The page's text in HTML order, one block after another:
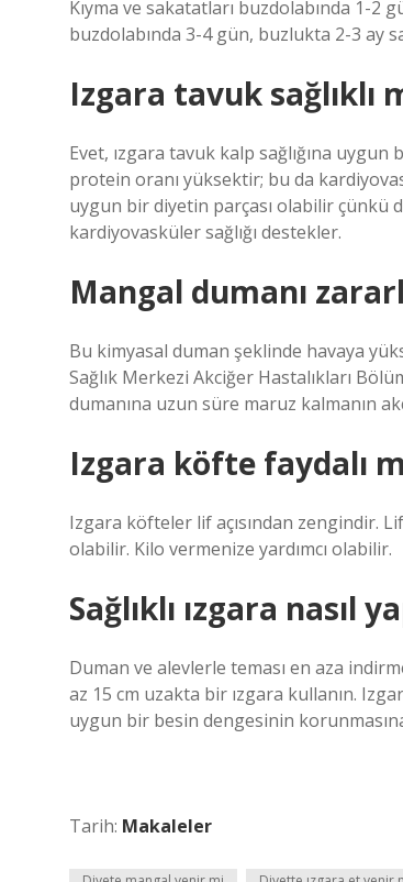
Kıyma ve sakatatları buzdolabında 1-
buzdolabında 3-4 gün, buzlukta 2-3 ay
Izgara tavuk sağlıklı
Evet, ızgara tavuk kalp sağlığına
protein oranı yüksektir; bu da
uygun bir diyetin parçası olabilir çünkü
kardiyovasküler sağlığı destekler.
Mangal dumanı
Bu kimyasal duman şeklinde havaya
Sağlık Merkezi Akciğer Hastalıkları
dumanına uzun süre maruz kalmanın
Izgara köfte faydalı
Izgara köfteler lif açısından zengindir.
olabilir. Kilo vermenize yardımcı olabilir.
Sağlıklı ızgara nasıl
Duman ve alevlerle teması en aza
az 15 cm uzakta bir ızgara kullanın.
uygun bir besin dengesinin
Tarih: Makaleler